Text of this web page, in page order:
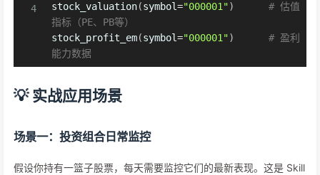
stock_valuation(symbol="000001")
# 估值
指标（PE、PB等）
stock_profit_em(symbol="000001")
# 盈利
能力数据
💡 实战应用场景
场景一：投资组合日常监控
假设你持有一篮子股票，每天需要监控它们的最新表现。这是 Skill